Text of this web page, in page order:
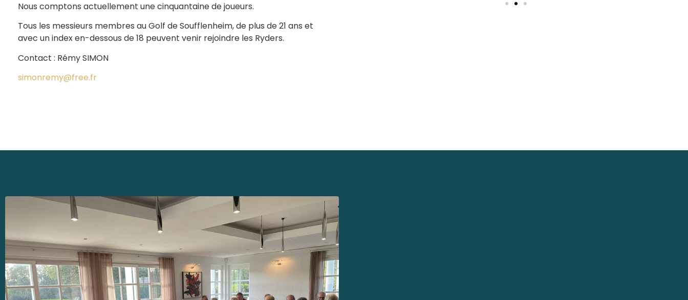
Nous comptons actuellement une cinquantaine de joueurs.
Tous les messieurs membres au Golf de Soufflenheim, de plus de 21 ans et
avec un index en-dessous de 18 peuvent venir rejoindre les Ryders.
Contact : Rémy SIMON
simonremy@free.fr